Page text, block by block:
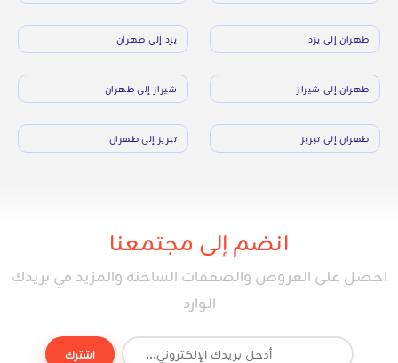
طهران إلى يزد يزد إلى طهران
طهران إلى شيراز شيراز إلى طهران
طهران إلى تبريز تبريز إلى طهران
انضم إلى مجتمعنا
احصل على العروض والصفقات الساخنة والمزيد في بريدك
الوارد
اشترك